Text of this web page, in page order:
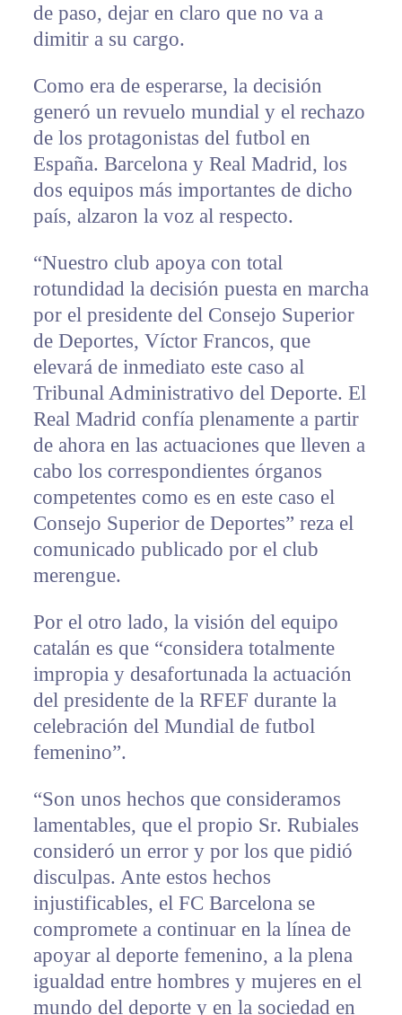
de paso, dejar en claro que no va a
dimitir a su cargo.
Como era de esperarse, la decisión
generó un revuelo mundial y el rechazo
de los protagonistas del futbol en
España. Barcelona y Real Madrid, los
dos equipos más importantes de dicho
país, alzaron la voz al respecto.
“Nuestro club apoya con total
rotundidad la decisión puesta en marcha
por el presidente del Consejo Superior
de Deportes, Víctor Francos, que
elevará de inmediato este caso al
Tribunal Administrativo del Deporte. El
Real Madrid confía plenamente a partir
de ahora en las actuaciones que lleven a
cabo los correspondientes órganos
competentes como es en este caso el
Consejo Superior de Deportes” reza el
comunicado publicado por el club
merengue.
Por el otro lado, la visión del equipo
catalán es que “considera totalmente
impropia y desafortunada la actuación
del presidente de la RFEF durante la
celebración del Mundial de futbol
femenino”.
“Son unos hechos que consideramos
lamentables, que el propio Sr. Rubiales
consideró un error y por los que pidió
disculpas. Ante estos hechos
injustificables, el FC Barcelona se
compromete a continuar en la línea de
apoyar al deporte femenino, a la plena
igualdad entre hombres y mujeres en el
mundo del deporte y en la sociedad en